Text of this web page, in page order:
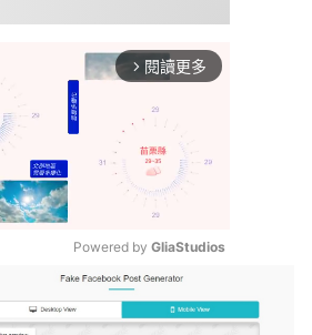
arrow_forward_ios 閱讀更多
Powered by GliaStudios